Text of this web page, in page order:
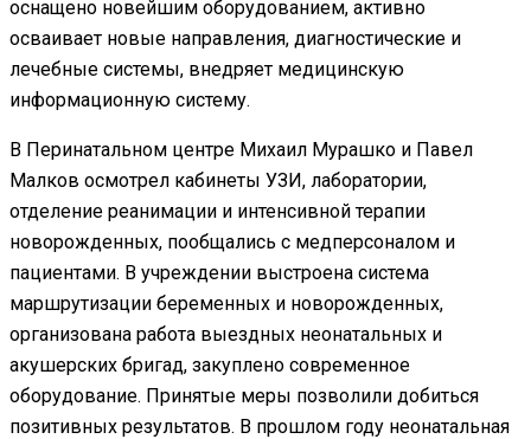
оснащено новейшим оборудованием, активно
осваивает новые направления, диагностические и
лечебные системы, внедряет медицинскую
информационную систему.
В Перинатальном центре Михаил Мурашко и Павел
Малков осмотрел кабинеты УЗИ, лаборатории,
отделение реанимации и интенсивной терапии
новорожденных, пообщались с медперсоналом и
пациентами. В учреждении выстроена система
маршрутизации беременных и новорожденных,
организована работа выездных неонатальных и
акушерских бригад, закуплено современное
оборудование. Принятые меры позволили добиться
позитивных результатов. В прошлом году неонатальная